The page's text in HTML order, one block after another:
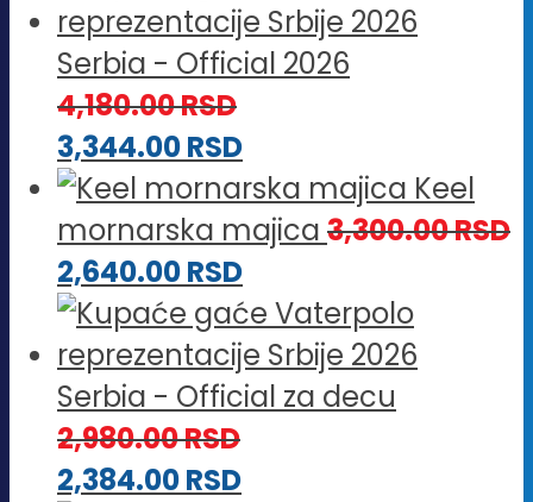
Serbia - Official 2026
4,180.00RSD
3,344.00RSD
Keel
mornarska majica 3,300.00RSD
2,640.00RSD
Serbia - Official za decu
2,980.00RSD
2,384.00RSD